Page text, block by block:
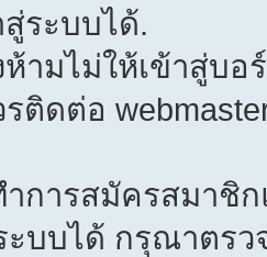
ระบบได้.
มไม่ให้เข้าสู่บอ
ดต่อ
การสมัครสมาชิ
ะบบได้ กรุณาตรว